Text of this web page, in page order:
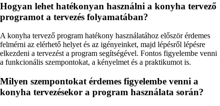
Hogyan lehet hatékonyan használni a konyha tervező
programot a tervezés folyamatában?
A konyha tervező program hatékony használatához először érdemes
felmérni az elérhető helyet és az igényeinket, majd lépésről lépésre
elkezdeni a tervezést a program segítségével. Fontos figyelembe venni
a funkcionális szempontokat, a kényelmet és a praktikumot is.
Milyen szempontokat érdemes figyelembe venni a
konyha tervezésekor a program használata során?